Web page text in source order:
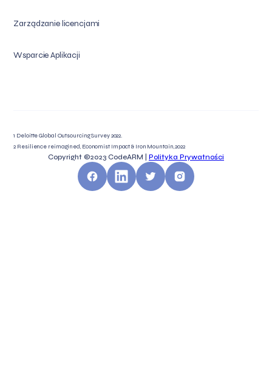
Zarządzanie licencjami
Wsparcie Aplikacji
1 Deloitte Global Outsourcing Survey 2022.
2 Resilience reimagined, Economist Impact & Iron Mountain, 2022
Copyright ©2023 CodeARM | Polityka Prywatności